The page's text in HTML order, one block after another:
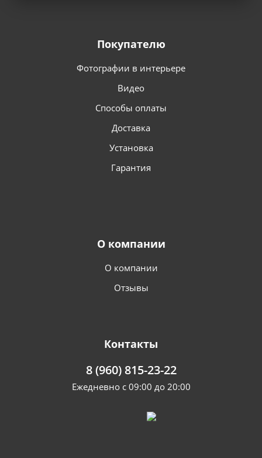
Покупателю
Фотографии в интерьере
Видео
Способы оплаты
Доставка
Установка
Гарантия
О компании
О компании
Отзывы
Контакты
8 (960) 815-23-22
Ежедневно с 09:00 до 20:00